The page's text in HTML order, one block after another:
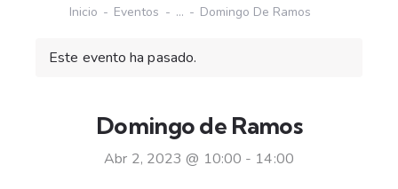
Inicio Eventos ... Domingo De Ramos
Este evento ha pasado.
Domingo de Ramos
Abr 2, 2023 @ 10:00 - 14:00